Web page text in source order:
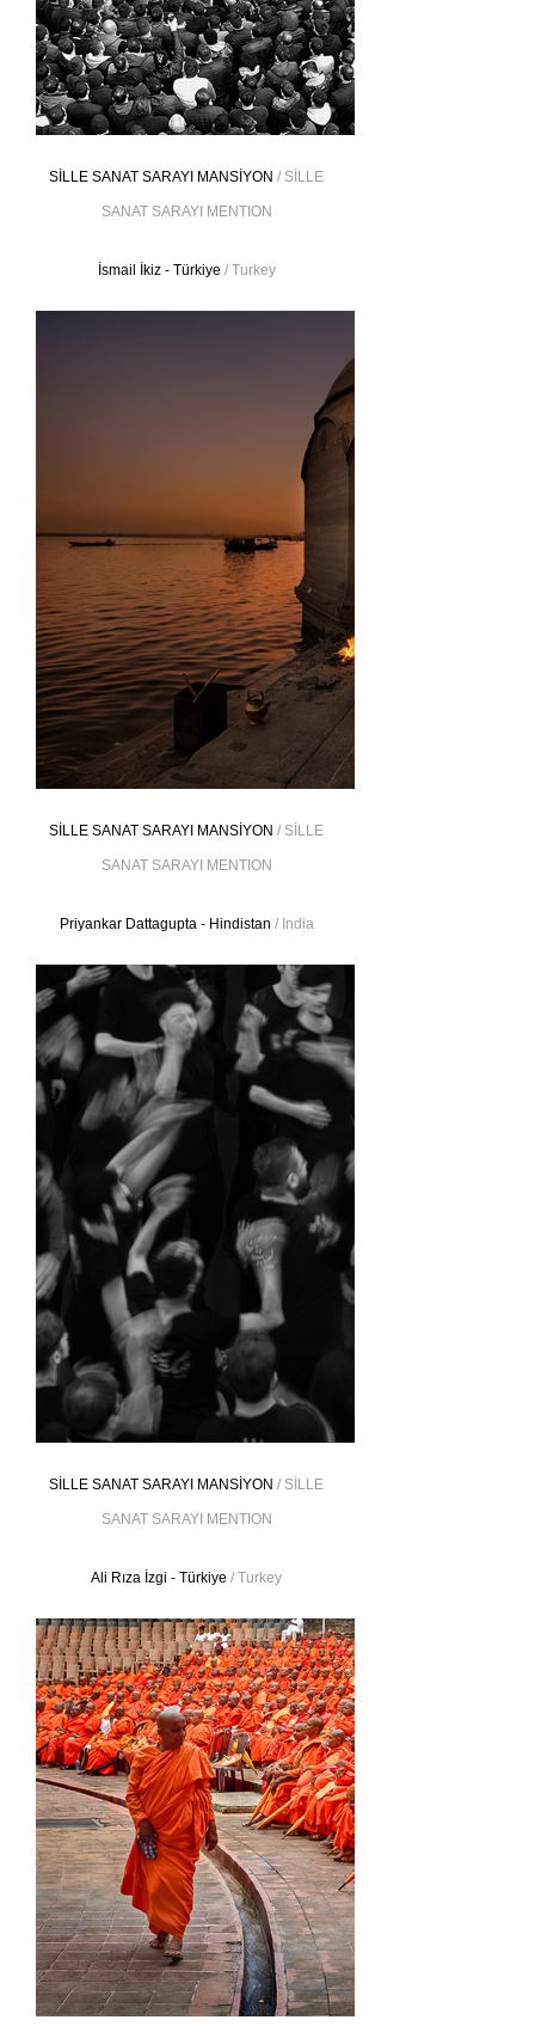
SİLLE SANAT SARAYI MANSİYON / SİLLE
SANAT SARAYI MENTION
İsmail İkiz - Türkiye / Turkey
SİLLE SANAT SARAYI MANSİYON / SİLLE
SANAT SARAYI MENTION
Priyankar Dattagupta - Hindistan / India
SİLLE SANAT SARAYI MANSİYON / SİLLE
SANAT SARAYI MENTION
Ali Rıza İzgi - Türkiye / Turkey